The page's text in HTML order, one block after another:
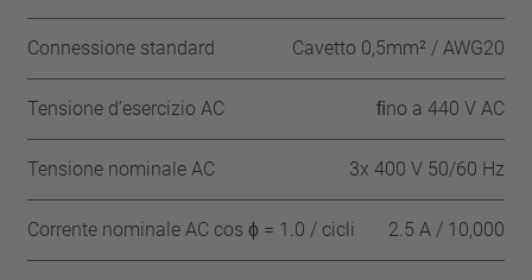
Connessione standard Cavetto 0,5mm² / AWG20
Tensione d’esercizio AC ﬁno a 440 V AC
Tensione nominale AC 3x 400 V 50/60 Hz
Corrente nominale AC cos ϕ = 1.0 / cicli 2.5 A / 10,000